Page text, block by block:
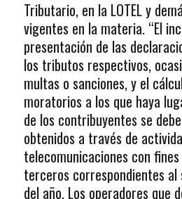
Tributario, en la LOTEL y
vigentes en la materia. “El
presentación de las
los tributos respectivos,
multas o sanciones, y el
moratorios a los que haya
de los contribuyentes se
obtenidos a través de
telecomunicaciones con
terceros correspondientes
del año. Los operadores que